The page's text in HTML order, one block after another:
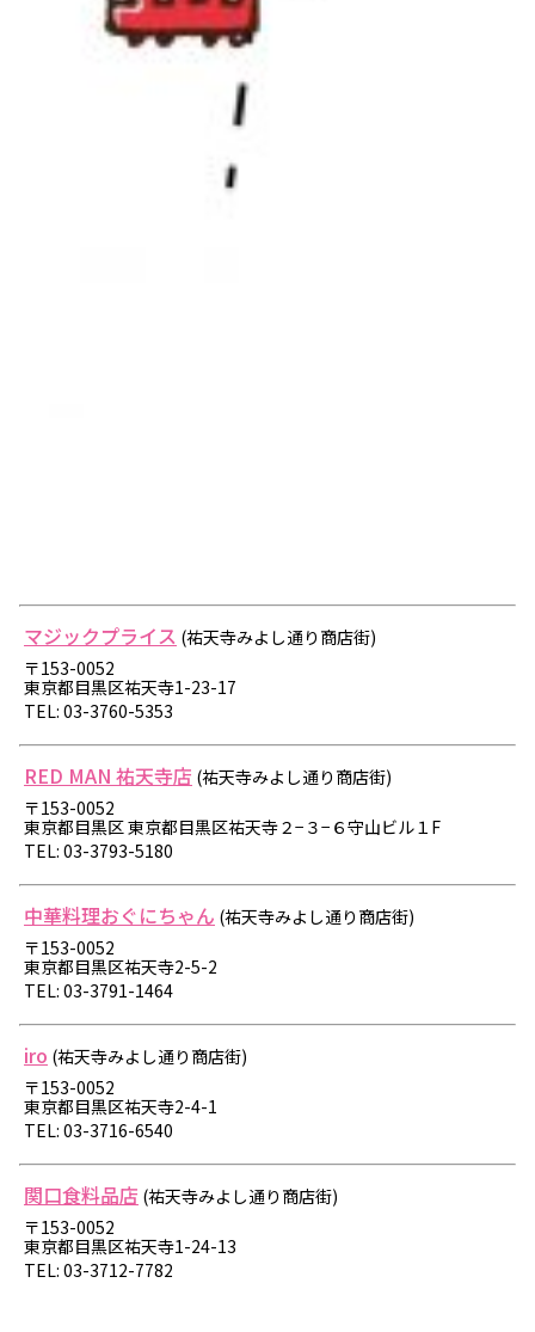
マジックプライス (祐天寺みよし通り商店街)
〒153-0052
東京都目黒区祐天寺1-23-17
TEL: 03-3760-5353
RED MAN 祐天寺店 (祐天寺みよし通り商店街)
〒153-0052
東京都目黒区 東京都目黒区祐天寺２−３−６守山ビル１F
TEL: 03-3793-5180
中華料理おぐにちゃん (祐天寺みよし通り商店街)
〒153-0052
東京都目黒区祐天寺2-5-2
TEL: 03-3791-1464
iro (祐天寺みよし通り商店街)
〒153-0052
東京都目黒区祐天寺2-4-1
TEL: 03-3716-6540
関口食料品店 (祐天寺みよし通り商店街)
〒153-0052
東京都目黒区祐天寺1-24-13
TEL: 03-3712-7782